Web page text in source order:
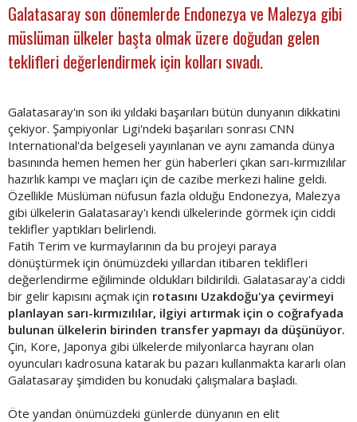
Galatasaray son dönemlerde Endonezya ve Malezya gibi
müslüman ülkeler başta olmak üzere doğudan gelen
teklifleri değerlendirmek için kolları sıvadı.
Galatasaray'ın son iki yıldaki başarıları bütün dunyanın dikkatini
çekiyor. Şampiyonlar Ligi'ndeki başarıları sonrası CNN
International'da belgeseli yayınlanan ve aynı zamanda dünya
basınında hemen hemen her gün haberleri çıkan sarı-kırmızılılar
hazırlık kampı ve maçları için de cazibe merkezi haline geldi.
Özellikle Müslüman nüfusun fazla olduğu Endonezya, Malezya
gibi ülkelerin Galatasaray'ı kendi ülkelerinde görmek için ciddi
teklifler yaptıkları belirlendi.
Fatih Terim ve kurmaylarının da bu projeyi paraya
dönüştürmek için önümüzdeki yıllardan itibaren teklifleri
değerlendirme eğiliminde oldukları bildirildi. Galatasaray'a ciddi
bir gelir kapısını açmak için rotasını Uzakdoğu'ya çevirmeyi
planlayan sarı-kırmızılılar, ilgiyi artırmak için o coğrafyada
bulunan ülkelerin birinden transfer yapmayı da düşünüyor.
Çin, Kore, Japonya gibi ülkelerde milyonlarca hayranı olan
oyuncuları kadrosuna katarak bu pazarı kullanmakta kararlı olan
Galatasaray şimdiden bu konudaki çalışmalara başladı.
Öte yandan önümüzdeki günlerde dünyanın en elit